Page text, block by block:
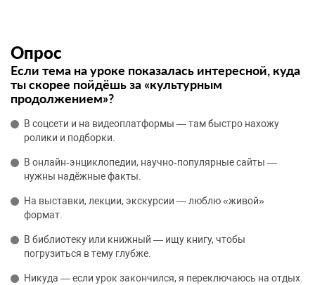
Опрос
Если тема на уроке показалась интересной, куда
ты скорее пойдёшь за «культурным
продолжением»?
В соцсети и на видеоплатформы — там быстро нахожу
ролики и подборки.
В онлайн‑энциклопедии, научно‑популярные сайты —
нужны надёжные факты.
На выставки, лекции, экскурсии — люблю «живой»
формат.
В библиотеку или книжный — ищу книгу, чтобы
погрузиться в тему глубже.
Никуда — если урок закончился, я переключаюсь на отдых.